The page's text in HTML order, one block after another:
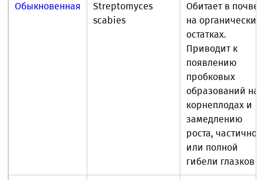
Обыкновенная
Streptomyces
scabies
Обитает в почве
на органических
остатках.
Приводит к
появлению
пробковых
образований на
корнеплодах и
замедлению
роста, частичной
или полной
гибели глазков